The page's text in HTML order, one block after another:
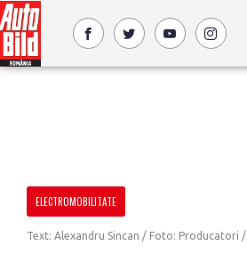
ELECTROMOBILITATE
Text: Alexandru Sincan / Foto: Producatori /